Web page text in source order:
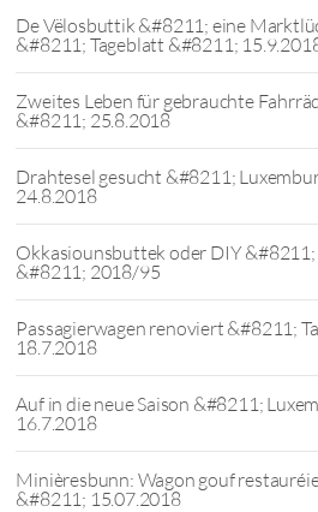
De Vëlosbuttik &#8211; eine
&#8211; Tageblatt &#8211;
Zweites Leben für gebrauchte
&#8211; 25.8.2018
Drahtesel gesucht &#8211;
24.8.2018
Okkasiounsbuttek oder DIY &#8211;
&#8211; 2018/95
Passagierwagen renoviert &#8211;
18.7.2018
Auf in die neue Saison &#8211;
16.7.2018
Minièresbunn: Wagon gouf
&#8211; 15.07.2018